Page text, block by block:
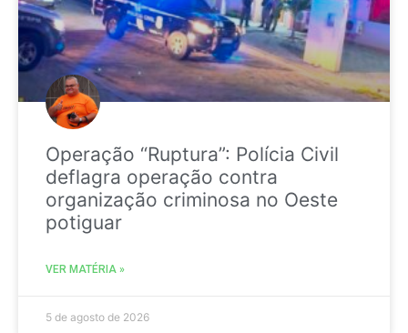
Operação “Ruptura”: Polícia Civil
deflagra operação contra
organização criminosa no Oeste
potiguar
VER MATÉRIA »
5 de agosto de 2026